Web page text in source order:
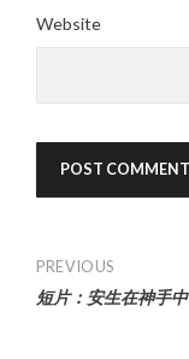
Website
Post
PREVIOUS
短片：安生在神手中